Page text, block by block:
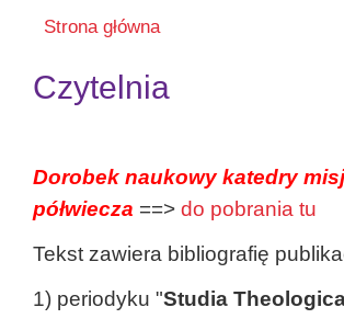
Jesteś tutaj
Strona główna
Czytelnia
Dorobek naukowy katedry
półwiecza ==> do pobrania tu
Tekst zawiera bibliografię
1) periodyku "Studia